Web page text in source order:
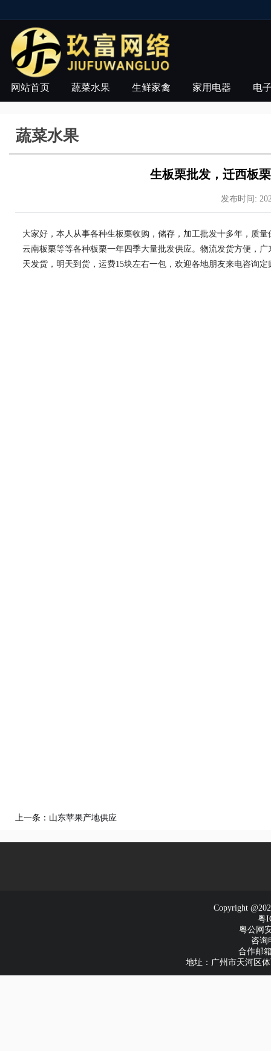
网站首页 蔬菜水果 生鲜家禽 家用电器 电
蔬菜水果
生板栗批发，迁西板
发布时间:
大家好，本人从事各种生板栗收购，储存，加工批发十多年，质
云南板栗等等各种板栗一年四季大量批发供应。物流发货方便，
天发货，明天到货，运费15块左右一包，欢迎各地朋友来电咨询
上一条： 山东苹果产地供应
Copyright
粤
粤公网
咨询
合作邮
地址：广州市天河区